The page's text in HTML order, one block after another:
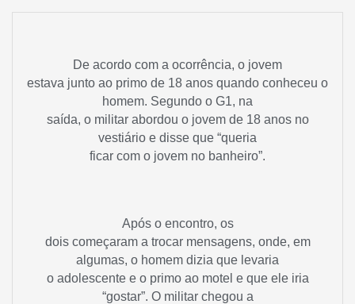
De acordo com a ocorrência, o jovem
estava junto ao primo de 18 anos quando conheceu o
homem. Segundo o G1, na
saída, o militar abordou o jovem de 18 anos no
vestiário e disse que “queria
ficar com o jovem no banheiro”.
Após o encontro, os
dois começaram a trocar mensagens, onde, em
algumas, o homem dizia que levaria
o adolescente e o primo ao motel e que ele iria
“gostar”. O militar chegou a